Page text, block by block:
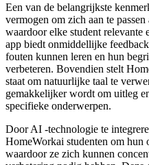
Een van de belangrijkste
vermogen om zich aan te
waardoor elke student relevante
app biedt onmiddellijke
fouten kunnen leren en hun
verbeteren. Bovendien stelt
staat om natuurlijke taal te
gemakkelijker wordt om uitleg
specifieke onderwerpen.
Door AI -technologie te
HomeWorkai studenten om hun
waardoor ze zich kunnen